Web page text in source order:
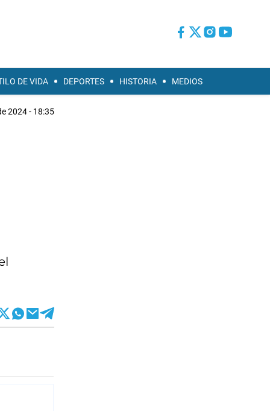
DE VIDA DEPORTES HISTORIA MEDIOS
2024 - 18:35